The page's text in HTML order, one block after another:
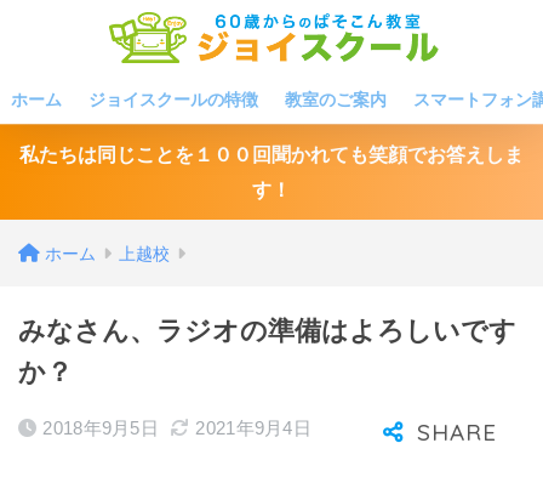
ホーム ジョイスクールの特徴 教室のご案内 スマートフォン
私たちは同じことを１００回聞かれても笑顔でお答えしま
す！
ホーム 上越校
みなさん、ラジオの準備はよろしいです
か？
2018年9月5日 2021年9月4日